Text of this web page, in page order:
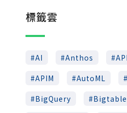
標籤雲
AI Anthos API
APIM
AutoML
BigQuery
Bigtable